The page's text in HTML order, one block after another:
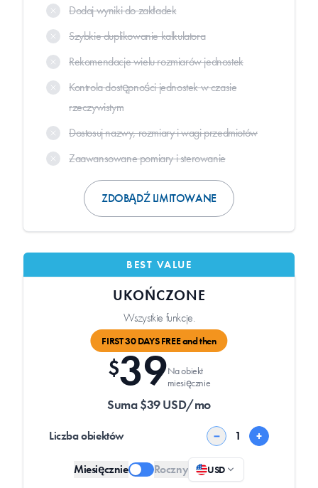
Dodaj wyniki do zakładek
Szybkie duplikowanie kalkulatora
Rekomendacje wielu rozmiarów jednostek
Kontrola dostępności jednostek w czasie
rzeczywistym
Dostosuj nazwy, rozmiary i wagi przedmiotów
Zaawansowane pomiary i sterowanie
ZDOBĄDŹ LIMITOWANE
BEST VALUE
UKOŃCZONE
Wszystkie funkcje.
FIRST 30 DAYS FREE and then
$39Na obiekt
miesięcznie
Suma $39 USD/mo
Liczba obiektów − +
Miesięcznie Roczny USD